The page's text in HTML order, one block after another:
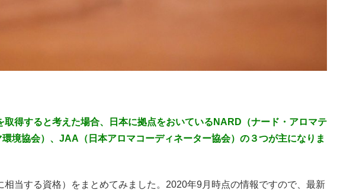
取得すると考えた場合、日本に拠点をおいているNARD（ナード・アロマテ
境協会）、JAA（日本アロマコーディネーター協会）の３つが主になりま
相当する資格）をまとめてみました。2020年9月時点の情報ですので、最新